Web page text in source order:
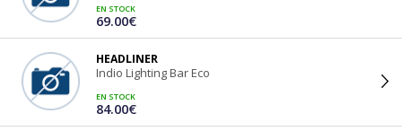
EN STOCK
69.00€
HEADLINER
Indio Lighting Bar Eco
EN STOCK
84.00€